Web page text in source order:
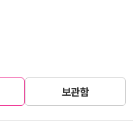
보관함